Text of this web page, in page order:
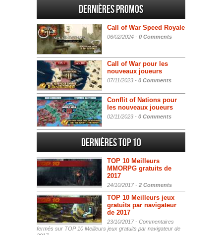
Dernières promos
Call of War Speed Royale
06/02/2024 - 0 Comments
Call of War pour les
nouveaux joueurs
07/11/2023 - 0 Comments
Conflit of Nations pour
les nouveaux joueurs
02/11/2023 - 0 Comments
Dernières Top 10
TOP 10 Meilleurs
MMORPG gratuits de
2017
24/10/2017 - 2 Comments
TOP 10 Meilleurs jeux
gratuits par navigateur
de 2017
23/10/2017 - Commentaires
fermés sur TOP 10 Meilleurs jeux gratuits par navigateur de